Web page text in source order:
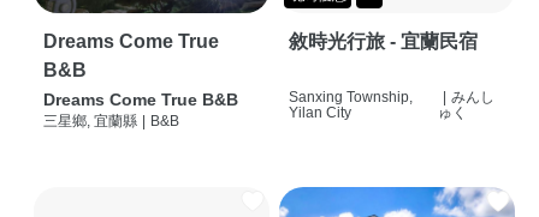
Dreams Come True
B&B
Dreams Come True B&B
三星鄉, 宜蘭縣 | B&B
敘時光行旅 - 宜蘭民宿
Sanxing Township,
Yilan City
| みんし
ゅく